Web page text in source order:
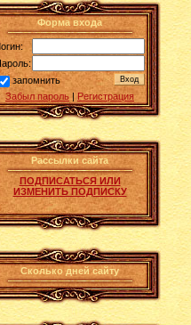
Форма входа
запомнить
Забыл пароль | Регистрация
Рассылки сайта
ПОДПИСАТЬСЯ ИЛИ
ИЗМЕНИТЬ ПОДПИСКУ
Сколько дней сайту